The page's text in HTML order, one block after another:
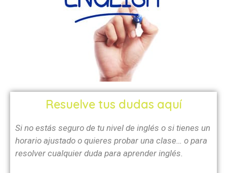
Resuelve tus dudas aquí
Si no estás seguro de tu nivel de inglés o si tienes un
horario ajustado o quieres probar una clase… o para
resolver cualquier duda para aprender inglés.